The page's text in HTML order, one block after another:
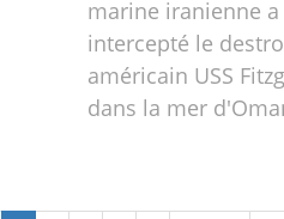
marine iranienne a
intercepté le
américain USS
dans la mer